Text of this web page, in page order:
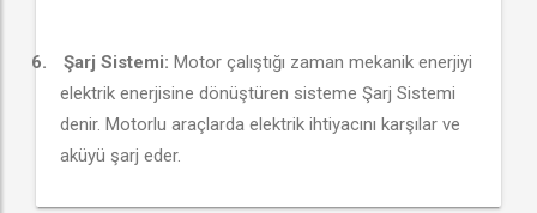
6. Şarj Sistemi: Motor çalıştığı zaman mekanik enerjiyi
elektrik enerjisine dönüştüren sisteme Şarj Sistemi
denir. Motorlu araçlarda elektrik ihtiyacını karşılar ve
aküyü şarj eder.